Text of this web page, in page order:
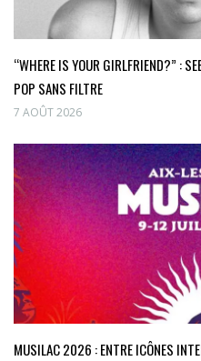
“WHERE IS YOUR GIRLFRIEND?” :
POP SANS FILTRE
7 AOÛT 2026
MUSILAC 2026 : ENTRE ICÔNES